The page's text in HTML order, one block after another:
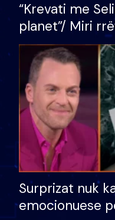
“Krevati me
planet”/ Miri
bukura në
mungojë zilja
Surprizat nuk
emocionuese